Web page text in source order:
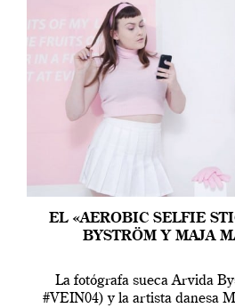
EL «AEROBIC SELFIE
BYSTRÖM Y MAJA
La fotógrafa sueca Arvida
#VEIN04) y la artista danesa